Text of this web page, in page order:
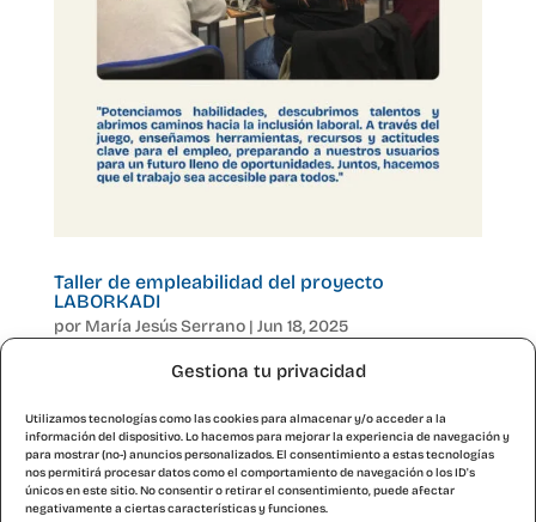
Gestiona tu privacidad
Utilizamos tecnologías como las cookies para almacenar y/o acceder a la
información del dispositivo. Lo hacemos para mejorar la experiencia de navegación y
para mostrar (no-) anuncios personalizados. El consentimiento a estas tecnologías
nos permitirá procesar datos como el comportamiento de navegación o los ID's
únicos en este sitio. No consentir o retirar el consentimiento, puede afectar
negativamente a ciertas características y funciones.
Taller de empleabilidad del proyecto
LABORKADI
por María Jesús Serrano| Jun 18, 2025
A través del proyecto LABORKADI, en Kairós se
están realizando acciones encaminadas a
potenciar, motivar y adquirir habilidades y
técnicas para la mejora de la empleabilidad de
los/las participantes, como un taller de